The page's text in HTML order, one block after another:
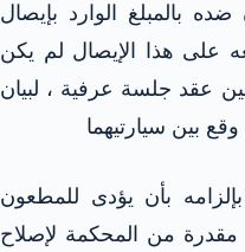
بالمبلغ الوارد بإيصال
على هذا الإيصال لم يكن
عقد جلسة عرفية ، لبيان
بين سيارتيهما
بأن يؤدى للمطعون
من المحكمة لإصلاح